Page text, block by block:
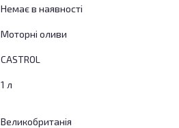
Немає в наявності
Моторні оливи
CASTROL
1 л
Великобританія